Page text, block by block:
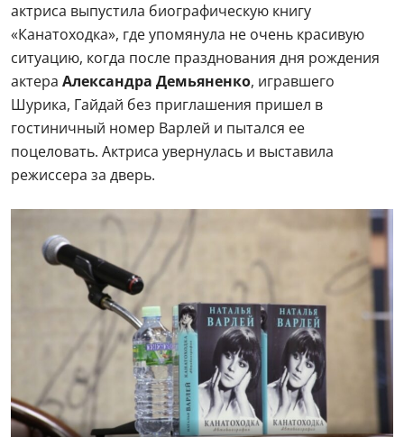
актриса выпустила биографическую книгу
«Канатоходка», где упомянула не очень красивую
ситуацию, когда после празднования дня рождения
актера Александра Демьяненко, игравшего
Шурика, Гайдай без приглашения пришел в
гостиничный номер Варлей и пытался ее
поцеловать. Актриса увернулась и выставила
режиссера за дверь.